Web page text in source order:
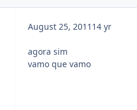
August 25, 2011 14 yr
agora sim
vamo que vamo